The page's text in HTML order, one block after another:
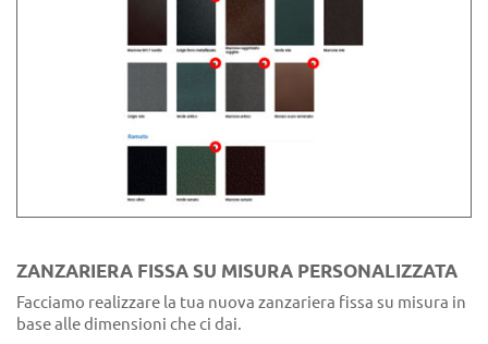
ZANZARIERA FISSA SU MISURA PERSONALIZZATA
Facciamo realizzare la tua nuova zanzariera fissa su misura in
base alle dimensioni che ci dai.